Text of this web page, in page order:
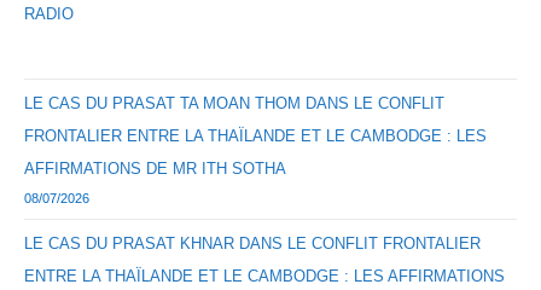
RADIO
LE CAS DU PRASAT TA MOAN THOM DANS LE CONFLIT
FRONTALIER ENTRE LA THAÏLANDE ET LE CAMBODGE : LES
AFFIRMATIONS DE MR ITH SOTHA
08/07/2026
LE CAS DU PRASAT KHNAR DANS LE CONFLIT FRONTALIER
ENTRE LA THAÏLANDE ET LE CAMBODGE : LES AFFIRMATIONS